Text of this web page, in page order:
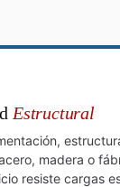
Estructural
madera o
resiste cargas